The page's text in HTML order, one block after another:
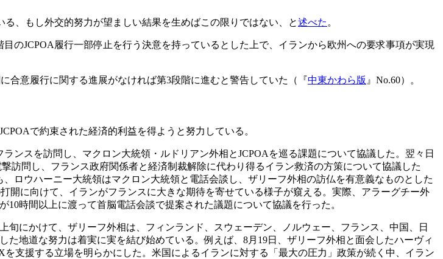
、もし外交的努力が望ましい結果を生めばこの限りではない、と述べた 。
JCPOA履行一部停止を行う決意を持っているとした上で、イランから欧州への要求事項が実現
合意履行に関する進展がなければ第3段階に進むと警告していた（『中東かわら版 』No.60）。
で約束された経済的利益を得ようと努力している。
スを訪問し、マクロン大統領・ルドリアン外相とJCPOAを巡る課題について協議した。翌々日
訪問し、フランス政府関係者と経済制裁解除に代わり得るイラン救済の方策について協議した
ロウハーニー大統領はマクロン大統領と電話会談し、ザリーフ外相の訪仏を有意義なものとした
開に向けて、イランがフランスに大きな期待を寄せている様子が窺える。実際、アラーグチー外
時間以上に渡って首脳電話会談で提案された議題について協議を行った。
にかけて、ザリーフ外相は、フィンランド、スウェーデン、ノルウェー、フランス、中国、日
地道な努力は着実に実を結び始めている。例えば、8月19日、ザリーフ外相と面会したハーヴィ
支援する立場を明らかにした。米国によるイランに対する「最大の圧力」政策が続く中、イラン